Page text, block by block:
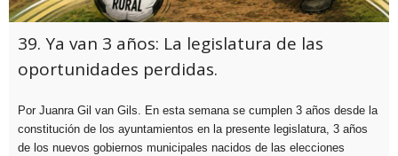
39. Ya van 3 años: La legislatura de las
oportunidades perdidas.
Por Juanra Gil van Gils. En esta semana se cumplen 3 años desde la
constitución de los ayuntamientos en la presente legislatura, 3 años
de los nuevos gobiernos municipales nacidos de las elecciones